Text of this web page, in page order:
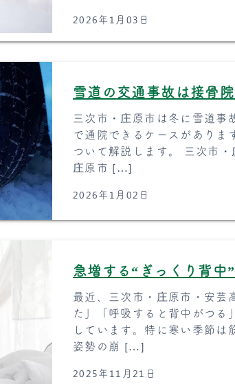
2026年1月03日
雪道の交通事故は接骨
三次市・庄原市は冬に雪道事
で通院できるケースがありま
ついて解説します。 三次市
庄原市 […]
2026年1月02日
急増する“ぎっくり背中
最近、三次市・庄原市・安芸
た」「呼吸すると背中がつる
しています。特に寒い季節は
姿勢の崩 […]
2025年11月21日